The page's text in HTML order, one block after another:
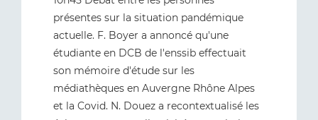
présentes sur la situation pandémique
actuelle. F. Boyer a annoncé qu'une
étudiante en DCB de l'enssib effectuait
son mémoire d'étude sur les
médiathèques en Auvergne Rhône Alpes
et la Covid. N. Douez a recontextualisé les